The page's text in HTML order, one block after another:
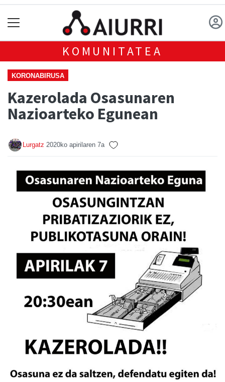
KOMUNITATEA
KORONABIRUSA
Kazerolada Osasunaren
Nazioarteko Egunean
Lurgatz 2020ko apirilaren 7a